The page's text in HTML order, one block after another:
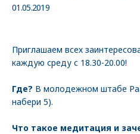
01.05.2019
Приглашаем всех
каждую среду с 18.30-20.00!
Где? В молодежном штабе
набери 5).
Что такое медитация и